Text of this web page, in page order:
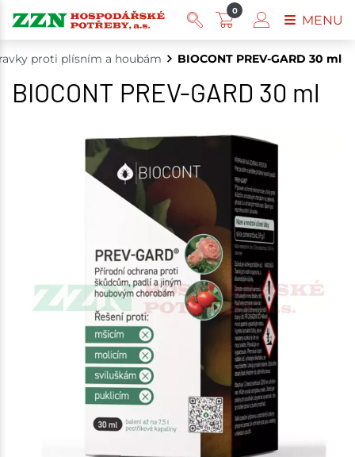
proti plísním a houbám BIOCONT PREV-GARD 30 ml
BIOCONT PREV-GARD 30 ml
0
MENU